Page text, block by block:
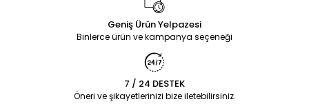
Geniş Ürün Yelpazesi
Binlerce ürün ve kampanya seçeneği
7 / 24 DESTEK
Öneri ve şikayetlerinizi bize iletebilirsiniz.